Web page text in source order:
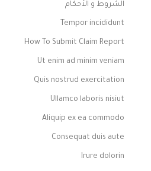
الشروط و الأحكام
Tempor incididunt
How To Submit Claim Report
Ut enim ad minim veniam
Quis nostrud exercitation
Ullamco laboris nisiut
Aliquip ex ea commodo
Consequat duis aute
Irure dolorin